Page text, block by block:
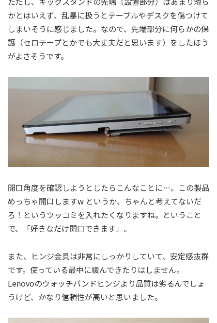
かとはいえず、乱暴に扱うとテーブルやデスクを傷つけて
しまいそうに感じました。なので、先端部分に何らかの保
護（セロテープとかでも大丈夫だと思います）をしたほう
がよさそうです。
開口角度を確認しようとしたらこんなことに…。この製品
めっちゃ開口しますw というか、ちゃんと考えてないだ
ろ！というツッコミを入れたくなりますね。ということ
で、「好きなだけ開口できます」。
また、ヒンジ金具は非常にしっかりしていて、安定感抜群
です。使っている最中に緩んできたりはしません。
Lenovoのウォッチバンドヒンジより品質は劣るんでしょ
うけど、かなり信頼性が高いと思いました。